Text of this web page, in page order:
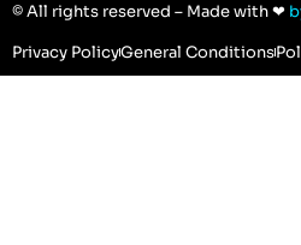
© All rights reserved – Made with ❤
Privacy PolicyGeneral Conditions